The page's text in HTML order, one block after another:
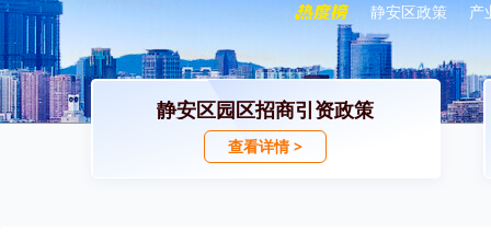
静安区政策 产
静安区园区招商引资政策
查看详情 >